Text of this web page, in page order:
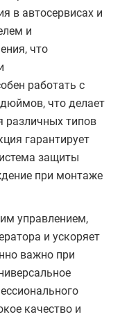
в автосервисах и
и
что
работать с
что делает
различных типов
гарантирует
защиты
при монтаже
управлением,
и ускоряет
важно при
качество и